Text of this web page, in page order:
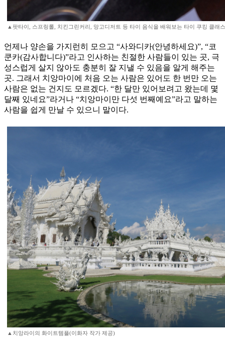
▲팟타이, 스프링롤, 치킨그린커리, 망고디저트 등 타이 음식을 배워보는 타이 쿠킹 클래
언제나 양손을 가지런히 모으고 “사와디카(안녕하세요)”, “코
쿤카(감사합니다)”라고 인사하는 친절한 사람들이 있는 곳, 극
성스럽게 살지 않아도 충분히 잘 지낼 수 있음을 알게 해주는
곳. 그래서 치앙마이에 처음 오는 사람은 있어도 한 번만 오는
사람은 없는 건지도 모르겠다. “한 달만 있어보려고 왔는데 몇
달째 있네요”라거나 “치앙마이만 다섯 번째예요”라고 말하는
사람을 쉽게 만날 수 있으니 말이다.
▲치앙라이의 화이트템플(이화자 작가 제공)